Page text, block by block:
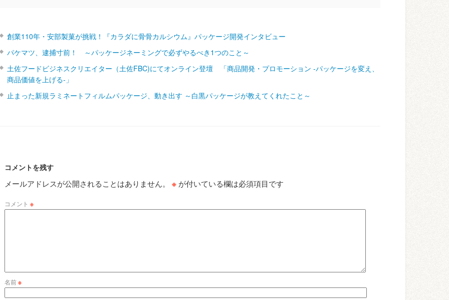
創業110年・安部製菓が挑戦！『カラダに骨骨カルシウム』パッケージ開発インタビュー
パケマツ、逮捕寸前！ ～パッケージネーミングで必ずやるべき1つのこと～
土佐フードビジネスクリエイター（土佐FBC)にてオンライン登壇 「商品開発・プロモーション ‐パッケージを変え、
商品価値を上げる‐」
止まった新規ラミネートフィルムパッケージ、動き出す ～白黒パッケージが教えてくれたこと～
コメントを残す
メールアドレスが公開されることはありません。 ※ が付いている欄は必須項目です
コメント ※
名前※